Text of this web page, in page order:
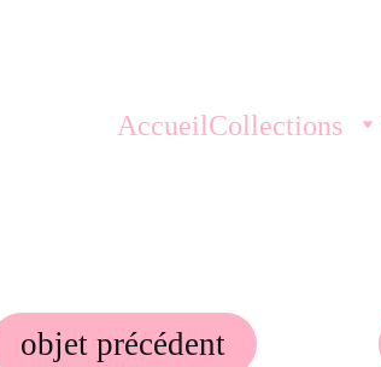
AccueilCollections
objet précédent